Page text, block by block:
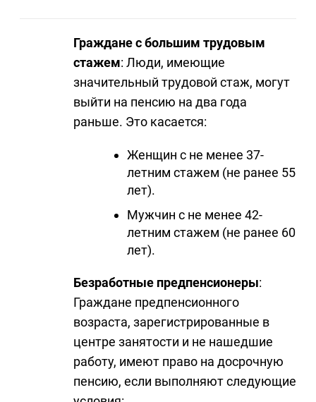
Граждане с большим трудовым
стажем: Люди, имеющие
значительный трудовой стаж, могут
выйти на пенсию на два года
раньше. Это касается:
Женщин с не менее 37-
летним стажем (не ранее 55
лет).
Мужчин с не менее 42-
летним стажем (не ранее 60
лет).
Безработные предпенсионеры:
Граждане предпенсионного
возраста, зарегистрированные в
центре занятости и не нашедшие
работу, имеют право на досрочную
пенсию, если выполняют следующие